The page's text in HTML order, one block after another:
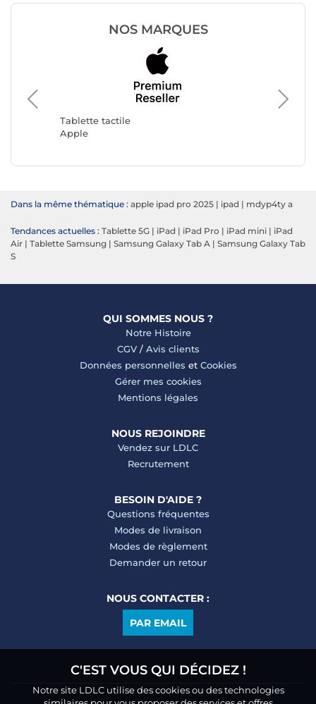
NOS MARQUES
Tablette tactile
Apple
Dans la même thématique : apple ipad pro 2025 | ipad | mdyp4ty a
Tendances actuelles : Tablette 5G | iPad | iPad Pro | iPad mini | iPad
Air | Tablette Samsung | Samsung Galaxy Tab A | Samsung Galaxy Tab
S
QUI SOMMES NOUS ?
Notre Histoire
CGV/ Avis clients
Données personnelles et Cookies
Gérer mes cookies
Mentions légales
NOUS REJOINDRE
Vendez sur LDLC
Recrutement
BESOIN D'AIDE ?
Questions fréquentes
Modes de livraison
Modes de règlement
Demander un retour
NOUS CONTACTER :
PAR EMAIL
C'EST VOUS QUI DÉCIDEZ !
Notre site LDLC utilise des cookies ou des technologies